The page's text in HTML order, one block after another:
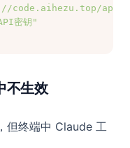
code.aihezu.top/api"
密钥"
不生效
但终端中 Claude 工